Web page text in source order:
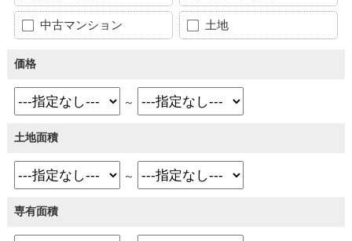
中古マンション 土地
価格
～
土地面積
～
専有面積